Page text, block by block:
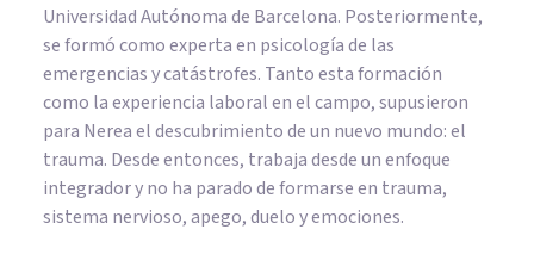
Universidad Autónoma de Barcelona. Posteriormente,
se formó como experta en psicología de las
emergencias y catástrofes. Tanto esta formación
como la experiencia laboral en el campo, supusieron
para Nerea el descubrimiento de un nuevo mundo: el
trauma. Desde entonces, trabaja desde un enfoque
integrador y no ha parado de formarse en trauma,
sistema nervioso, apego, duelo y emociones.